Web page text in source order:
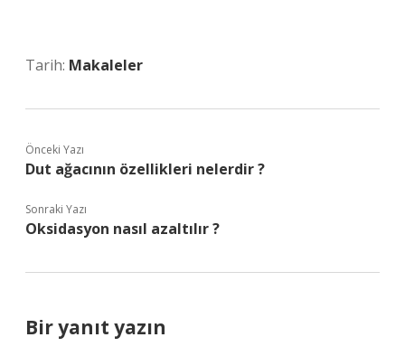
Tarih: Makaleler
Önceki Yazı
Dut ağacının özellikleri nelerdir ?
Sonraki Yazı
Oksidasyon nasıl azaltılır ?
Bir yanıt yazın